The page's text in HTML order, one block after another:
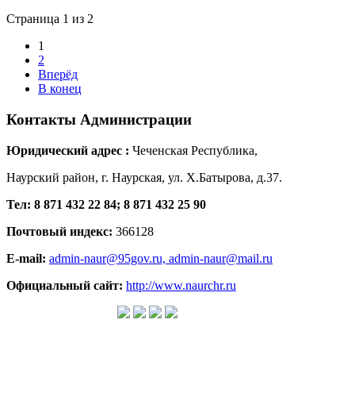
Страница 1 из 2
1
2
Вперёд
В конец
Контакты Администрации
Юридический адрес : Чеченская Республика,
Наурский район, г. Наурская, ул. Х.Батырова, д.37.
Тел: 8 871 432 22 84; 8 871 432 25 90
Почтовый индекс: 366128
E-mail: admin-naur@95gov.ru, admin-naur@mail.ru
Официальный сайт: http://www.naurchr.ru